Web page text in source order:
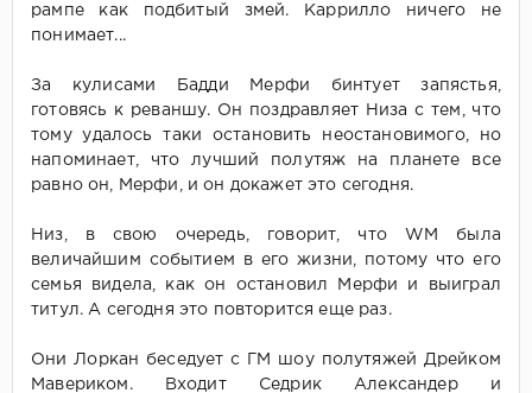
рампе как подбитый змей. Каррилло ничего не
понимает...
За кулисами Бадди Мерфи бинтует запястья,
готовясь к реваншу. Он поздравляет Низа с тем, что
тому удалось таки остановить неостановимого, но
напоминает, что лучший полутяж на планете все
равно он, Мерфи, и он докажет это сегодня.
Низ, в свою очередь, говорит, что WM была
величайшим событием в его жизни, потому что его
семья видела, как он остановил Мерфи и выиграл
титул. А сегодня это повторится еще раз.
Они Лоркан беседует с ГМ шоу полутяжей Дрейком
Мавериком. Входит Седрик Александер и